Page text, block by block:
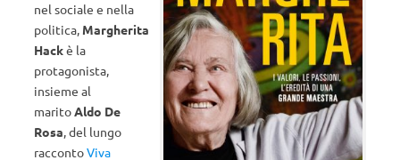
nel sociale e nella
politica, Margherita
Hackè la
protagonista,
insieme al
maritoAldo De
Rosa, del lungo
raccontoViva